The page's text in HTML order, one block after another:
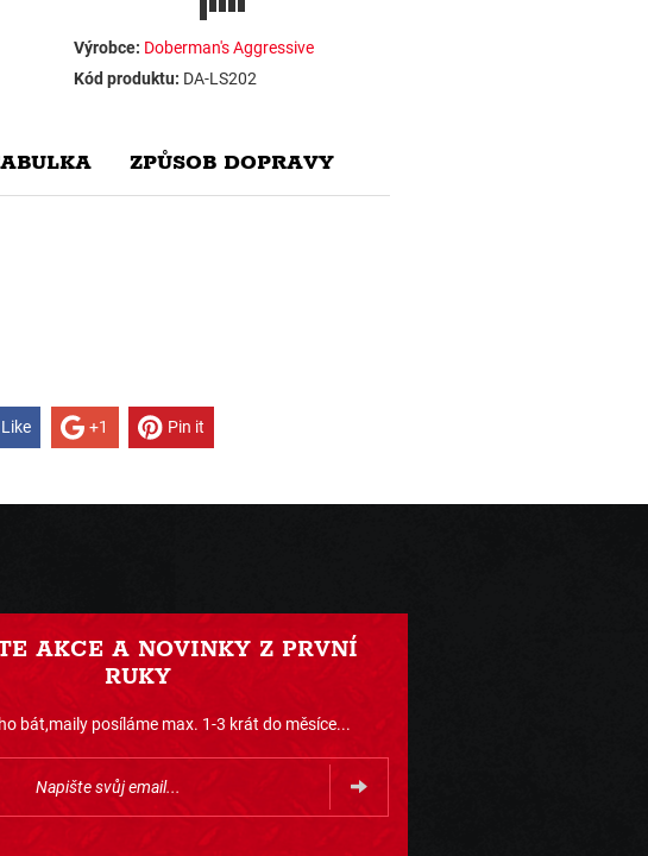
Výrobce: Doberman's Aggressive
Kód produktu: DA-LS202
ZPŮSOB DOPRAVY
Like +1 Pin it
AKCE A NOVINKY Z PRVNÍ
RUKY
bát,maily posíláme max. 1-3 krát do měsíce...